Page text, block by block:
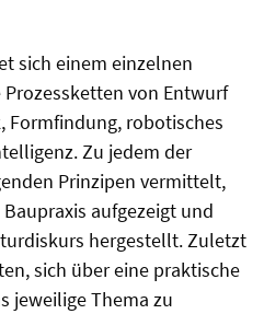
sich einem einzelnen
von Entwurf
Formfindung, robotisches
Zu jedem der
Prinzipen vermittelt,
aufgezeigt und
hergestellt. Zuletzt
sich über eine praktische
jeweilige Thema zu